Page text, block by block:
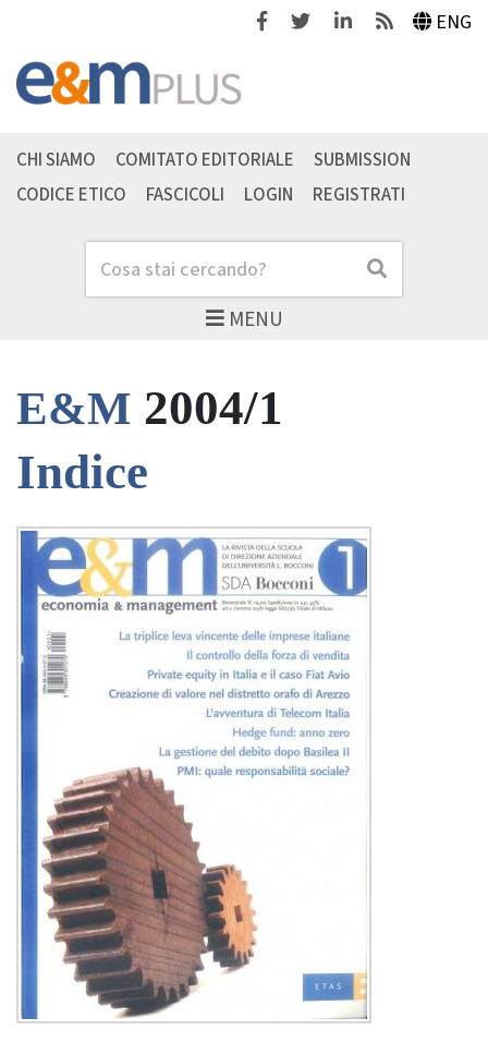
FacebookTwitterLinkedinFeeds ENG
MENU
Cerca Cerca
CHI SIAMO COMITATO EDITORIALE
SUBMISSION
CODICE ETICO
FASCICOLI LOGIN REGISTRATI
E&M 2004/1
Indice